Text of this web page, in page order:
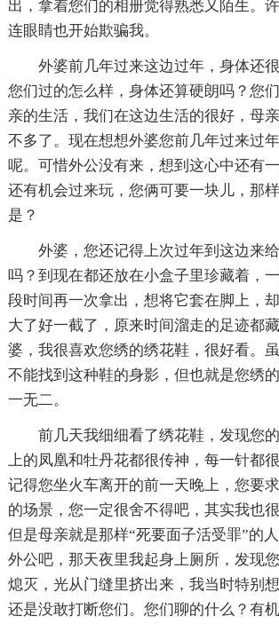
出，拿着您们的相册觉得熟悉又陌生。
连眼睛也开始欺骗我。
外婆前几年过来这边过年，身体还
您们过的怎么样，身体还算硬朗吗？您
亲的生活，我们在这边生活的很好，母
不多了。现在想想外婆您前几年过来过
呢。可惜外公没有来，想到这心中还有
还有机会过来玩，您俩可要一块儿，那
是？
外婆，您还记得上次过年到这边来
吗？到现在都还放在小盒子里珍藏着，
段时间再一次拿出，想将它套在脚上，
大了好一截了，原来时间溜走的足迹都
婆，我很喜欢您绣的绣花鞋，很好看。
不能找到这种鞋的身影，但也就是您绣
一无二。
前几天我细细看了绣花鞋，发现您
上的凤凰和牡丹花都很传神，每一针都
记得您坐火车离开的前一天晚上，您要
的场景，您一定很舍不得吧，其实我也
但是母亲就是那样“死要面子活受罪”的
外公吧，那天夜里我起身上厕所，发现
熄灭，光从门缝里挤出来，我当时特别
还是没敢打断您们。您们聊的什么？有